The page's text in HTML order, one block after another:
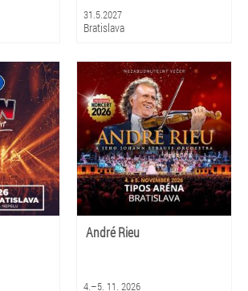
31.5.2027
Bratislava
André Rieu
4.–5. 11. 2026